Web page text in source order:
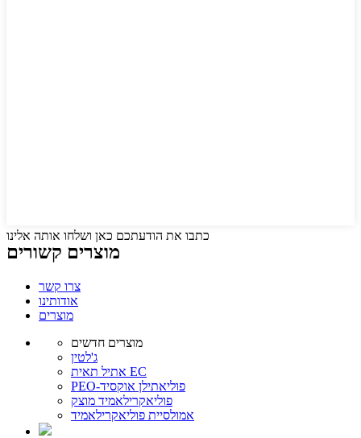
כתבו את הודעתכם כאן ושלחו אותה אלינו
מוצרים קשורים
צרו קשר
אודותינו
מוצרים
מוצרים חדשים
ג'לטין
אתיל תאית EC
PEO-פוליאתילן אוקסיד
פוליאקרילאמיד מוצק
אמולסיית פוליאקרילאמיד